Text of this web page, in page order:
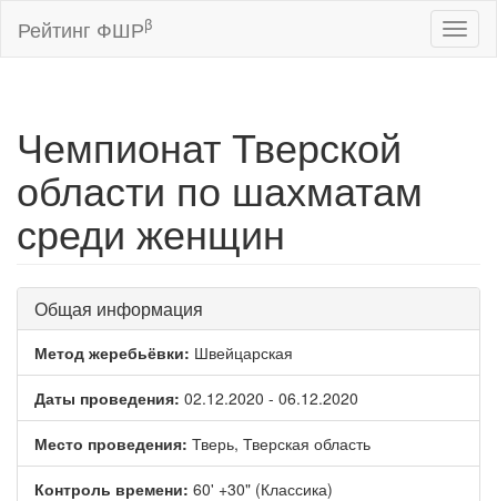
Рейтинг ФШРβ
Чемпионат Тверской
области по шахматам
среди женщин
Общая информация
Метод жеребьёвки: Швейцарская
Даты проведения: 02.12.2020 - 06.12.2020
Место проведения: Тверь, Тверская область
Контроль времени: 60' +30" (Классика)